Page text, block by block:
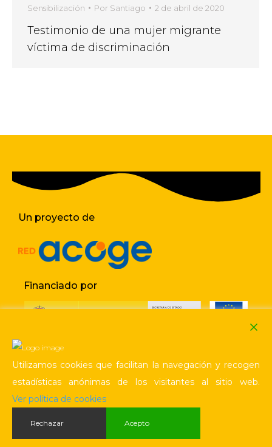
Sensibilización Por Santiago 2 de abril de 2020
Testimonio de una mujer migrante
víctima de discriminación
Un proyecto de
Financiado por
Aviso legal / Privacidad
Utilizamos cookies que facilitan la navegación y recogen
estadísticas anónimas de los visitantes al sitio web.
Ver política de cookies
Rechazar Acepto